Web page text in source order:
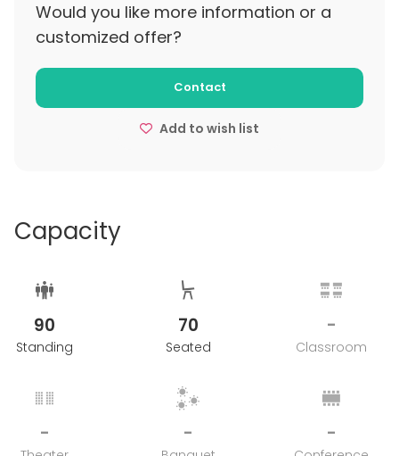
Would you like more information or a
customized offer?
Contact
Add to wish list
Capacity
90
Standing
70
Seated
-
Classroom
- - -